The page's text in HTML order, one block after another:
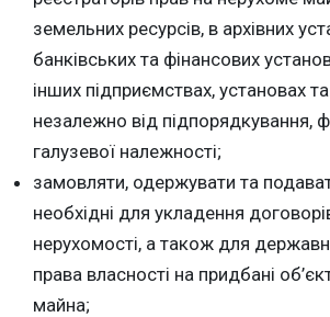
земельних ресурсів, в архівних
банківських та фінансових
інших підприємствах, установах та
незалежно від підпорядкування,
галузевої належності;
замовляти, одержувати та
необхідні для укладення
нерухомості, а також для
права власності на придбані
майна;